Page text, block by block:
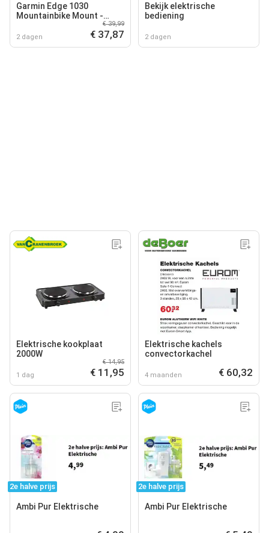
Garmin Edge 1030
Mountainbike Mount -
Mountainbikesteun voor
Korte Stuurpennen - Zwart
2 dagen
€ 39,99
€ 37,87
Bekijk elektrische
bediening
2 dagen
Elektrische kookplaat
2000W
1 dag
€ 14,95
€ 11,95
Elektrische kachels
convectorkachel
4 maanden € 60,32
2e halve prijs
Ambi Pur Elektrische
2e halve prijs
Ambi Pur Elektrische